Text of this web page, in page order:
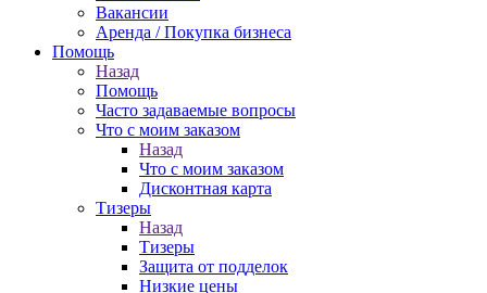
Вакансии
Аренда / Покупка бизнеса
Помощь
Назад
Помощь
Часто задаваемые вопросы
Что с моим заказом
Назад
Что с моим заказом
Дисконтная карта
Тизеры
Назад
Тизеры
Защита от подделок
Низкие цены